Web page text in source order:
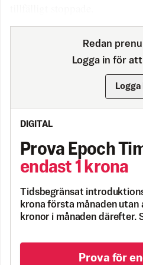
Redan
Logga in för
Logga
DIGITAL
Prova Epoch
endast 1 krona
Tidsbegränsat
krona första månaden utan
kronor i månaden därefter.
Prova för